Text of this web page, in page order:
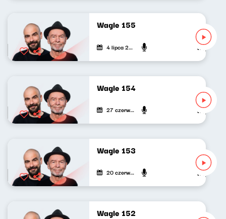
Wagle 155
4 lipca 2023 Wojciech
Wagle 154
27 czerwca 2023 Wojciech
Wagle 153
20 czerwca 2023 Wojciech
Wagle 152